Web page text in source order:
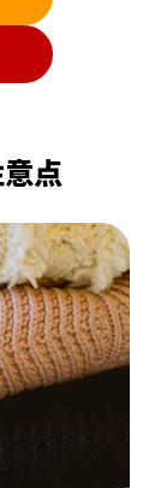
点